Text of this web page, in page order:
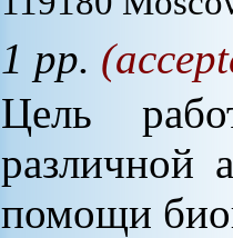
1 pp.
Цель
различной
помощи